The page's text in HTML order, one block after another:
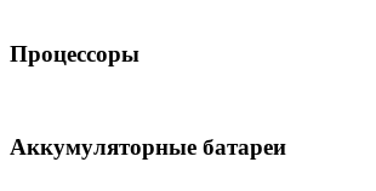
Процессоры
Аккумуляторные батареи